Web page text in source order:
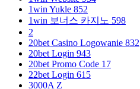
1win Yukle 852
1win 보너스 카지노 598
2
20bet Casino Logowanie 832
20bet Login 943
20bet Promo Code 17
22bet Login 615
3000A Z